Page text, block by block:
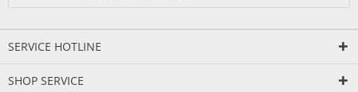
SERVICE HOTLINE
SHOP SERVICE